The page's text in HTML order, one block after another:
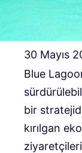
30 Mayıs
Blue
bir
kırılgan